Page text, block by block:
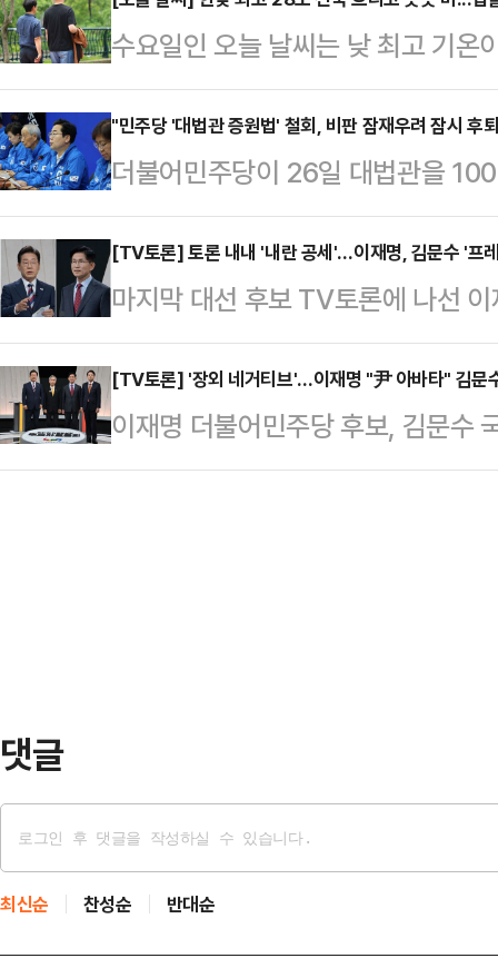
욕설' 등을 언급하며 사과를 요구했
러 명 사망한 것을 지적하기도 했다
해 "증거가 없다" "검찰이 무리하게
노동당 대선 후보는 "또다시 진흙
아니라 …
수요일인 오늘 날씨는 낮 최고 기
속되는 가운데 일부 지역에 소나기
이 수도권과 충남 북부 내륙에 비가
심으로는 돌풍, 천둥·번개를 동반
어지는 곳도 있겠다"라고 예보했다.
5mm 미만, 충남 북부 내륙 5mm
내륙과 강원 내륙·산지에
동부…
"민주당 '대법관 증원법' 철회, 비판 잠재우려 잠시
더불어민주당이 26일 대법관을
임용을 가능케 하는 '법원조직법 개
선이 가까워진 만큼 악화된 여론을
나, 대선 이후 다시 이재명 후보 비
다고 전망했다. 전문가들은 특히,
국 '이재명 지키기'를 위한 수단인
로 내다봤다.27일 법조계와 정치권
공지를 통해 "선대위…
[TV토론] 토론 내내 '내란 공세'…이재명, 김문수 '프
마지막 대선 후보 TV토론에 나선
터 '내란'이란 키워드를 내세워 김
펼쳤다.이재명 후보는 27일 오후
위원회 주관 후보자 토론회 모두발
하다"며 "국민 주권을 회복하고 내
[TV토론] '장외 네거티브'…이재명 "尹 아바타" 김문
이재명 더불어민주당 후보, 김문수
마지막 TV토론을 마친 뒤에도 장
댓글
최신순 찬성순 반대순